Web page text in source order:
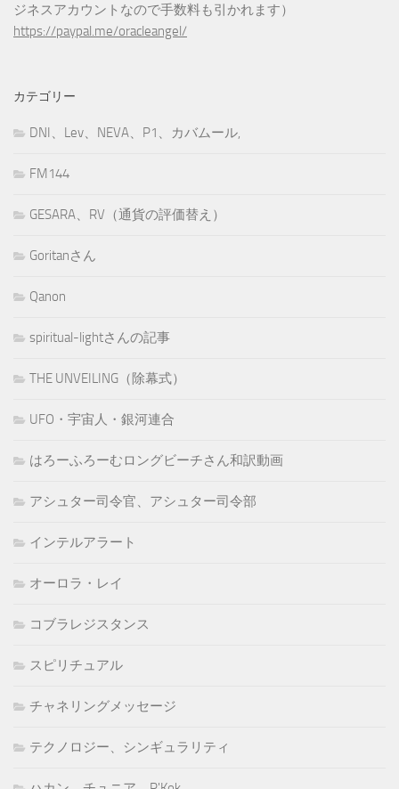
ジネスアカウントなので手数料も引かれます）
https://paypal.me/oracleangel/
カテゴリー
DNI、Lev、NEVA、P1、カバムール,
FM144
GESARA、RV（通貨の評価替え）
Goritanさん
Qanon
spiritual-lightさんの記事
THE UNVEILING（除幕式）
UFO・宇宙人・銀河連合
はろーふろーむロングビーチさん和訳動画
アシュター司令官、アシュター司令部
インテルアラート
オーロラ・レイ
コブラレジスタンス
スピリチュアル
チャネリングメッセージ
テクノロジー、シンギュラリティ